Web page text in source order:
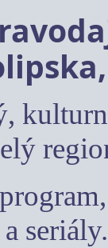
seriály.